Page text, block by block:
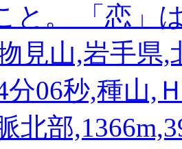
と。 「恋」
見山,岩手県,
分06秒,種山,
北部